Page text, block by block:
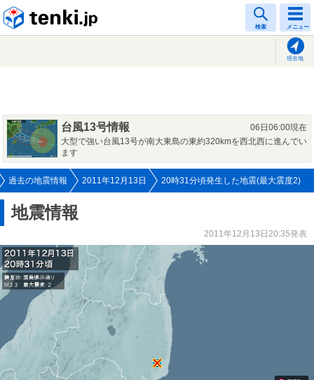
検索 メニュー
現在地
台風13号情報
06日06:00現在
大型で強い台風13号が南大東島の東約320kmを西北西に進んでい
ます
過去の地震情報 2011年12月13日 20時31分頃発生した地震(最大震度2)
地震情報
2011年12月13日20:35発表